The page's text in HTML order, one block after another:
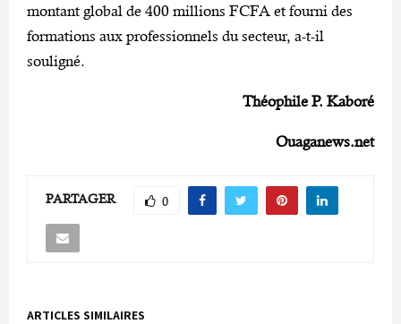
montant global de 400 millions FCFA et fourni des
formations aux professionnels du secteur, a-t-il
souligné.
Théophile P. Kaboré
Ouaganews.net
PARTAGER 0
ARTICLES SIMILAIRES